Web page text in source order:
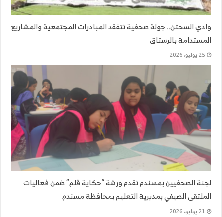
وادي السحتن.. جولة صحفية تتفقد المبادرات المجتمعية والمشاريع
المستدامة بالرستاق
25 يوليو، 2026
لجنة الصحفيين بمسندم تقدم ورشة “حكاية قلم” ضمن فعاليات
الملتقى الصيفي بمديرية التعليم بمحافظة مسندم
21 يوليو، 2026